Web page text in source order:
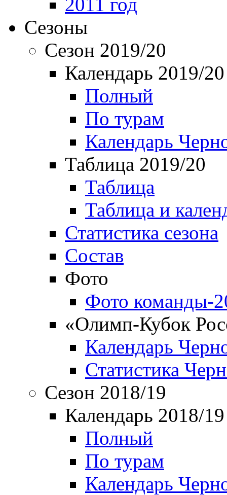
Сезоны
Сезон 2019/20
Календарь 2019/20
Полный
По турам
Календарь
Таблица 2019/20
Таблица
Таблица и
Статистика сезона
Состав
Фото
Фото команды-
«Олимп-Кубок
Календарь
Статистика
Сезон 2018/19
Календарь 2018/19
Полный
По турам
Календарь